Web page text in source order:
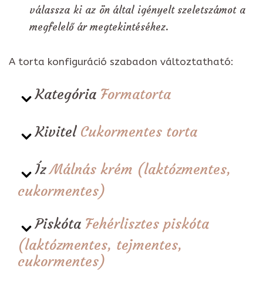
válassza ki az ön által igényelt szeletszámot a
megfelelő ár megtekintéséhez.
A torta konfiguráció szabadon változtatható:
Kategória Formatorta
Kivitel Cukormentes torta
ÍzMálnás krém (laktózmentes,
cukormentes)
Piskóta Fehérlisztes piskóta
(laktózmentes, tejmentes,
cukormentes)